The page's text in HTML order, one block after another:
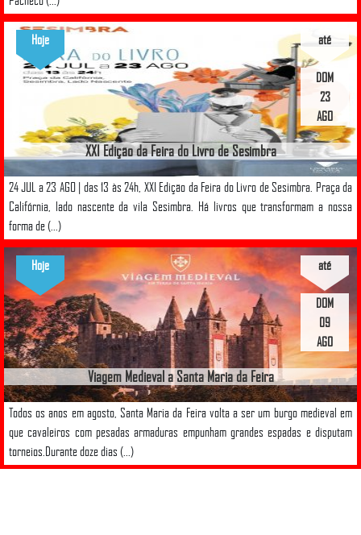
XXI Edição da Feira do Livro de Sesimbra
24 JUL a 23 AGO | das 13 às 24h, XXI Edição da Feira do Livro de Sesimbra. Praça da
Califórnia, lado nascente da vila Sesimbra. Há livros que transformam a nossa
forma de (...)
até
DOM
23
AGO
Hoje
Viagem Medieval a Santa Maria da Feira
Todos os anos em agosto, Santa Maria da Feira volta a ser um burgo medieval em
que cavaleiros com pesadas armaduras empunham grandes espadas e disputam
torneios.Durante doze dias (...)
até
DOM
09
AGO
Hoje